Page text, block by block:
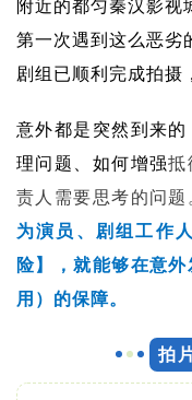
附近的都匀秦汉影视
第一次遇到这么恶劣
剧组已顺利完成拍摄
意外都是突然到来
理问题、如何增强抵
责人需要思考的问
为演员、剧组工作
险】
，就能够在意
用）的保障。
拍